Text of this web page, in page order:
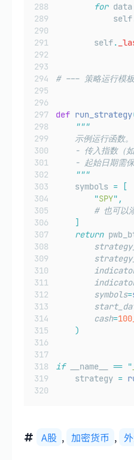
for data
            self
        self
.
# --- 策略运
def run_strategy
"""
    示例运行函数。
- 传入指数（
- 起始日期需
"""
    symbols
=
[
"SPY" ,
# 也可以
]
return
symbols=
cash=
)
if __name__ == "
    strategy
=
A股 , 加密货币 ,